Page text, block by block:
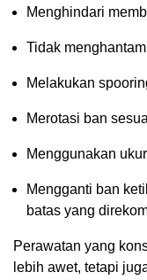
Menghindari
Tidak
Melakukan
Merotasi ban
Menggunakan
Mengganti ban
batas yang
Perawatan yang
lebih awet, tetapi